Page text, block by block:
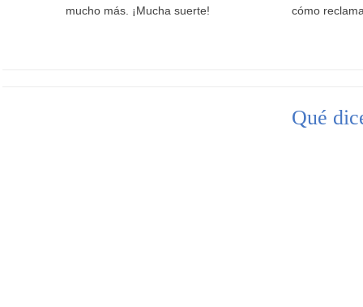
mucho más. ¡Mucha suerte!
cómo
Qué